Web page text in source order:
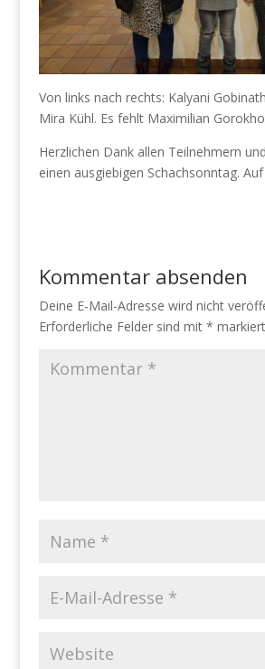
Von links nach rechts: Kalyani
Mira Kühl. Es fehlt Maximilian
Herzlichen Dank allen Teilnehmern
einen ausgiebigen Schachsonntag.
Kommentar absenden
Deine E-Mail-Adresse wird nicht
Erforderliche Felder sind mit * markiert